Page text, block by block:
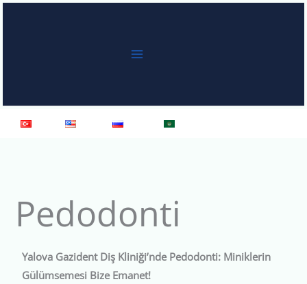
Türkçe English
Pedodonti
Yalova Gazident Diş Kliniği’nde Pedodonti: Miniklerin
Gülümsemesi Bize Emanet!